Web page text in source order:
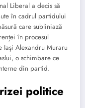
Liberal a decis să
în cadrul partidului
care subliniază
în procesul
Iași Alexandru Muraru
o schimbare ce
din partid.
politice